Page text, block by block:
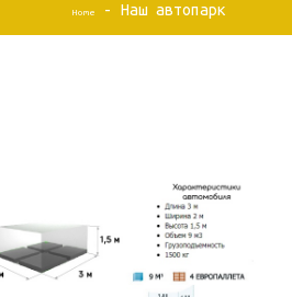
Home - Наш автопарк